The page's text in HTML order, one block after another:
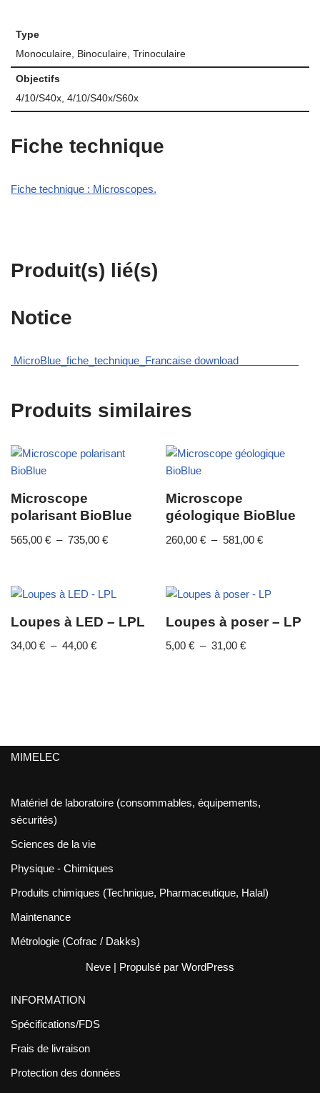
Type
Monoculaire, Binoculaire, Trinoculaire
Objectifs
4/10/S40x, 4/10/S40x/S60x
Fiche technique
Fiche technique : Microscopes.
Produit(s) lié(s)
Notice
MicroBlue_fiche_technique_Francaise download
Produits similaires
Microscope
polarisant BioBlue
565,00 € – 735,00 €
Microscope
géologique BioBlue
260,00€ – 581,00€
Loupes à LED – LPL
34,00 € – 44,00 €
Loupes à poser – LP
5,00€ – 31,00€
MIMELEC
Matériel de laboratoire (consommables, équipements,
sécurités)
Sciences de la vie
Physique - Chimiques
Produits chimiques (Technique, Pharmaceutique, Halal)
Maintenance
Métrologie (Cofrac / Dakks)
Neve | Propulsé par WordPress
INFORMATION
Spécifications/FDS
Frais de livraison
Protection des données